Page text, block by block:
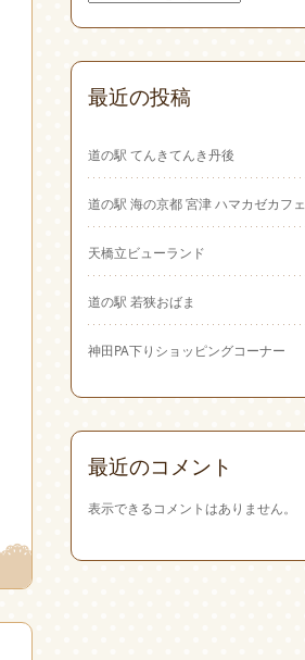
最近の投稿
道の駅 てんきてんき丹後
道の駅 海の京都 宮津 ハマカゼカフェ
天橋立ビューランド
道の駅 若狭おばま
神田PA下りショッピングコーナー
最近のコメント
表示できるコメントはありません。